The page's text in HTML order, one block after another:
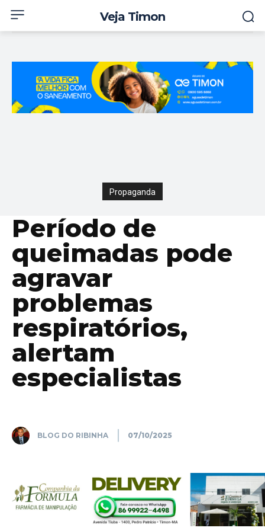
Veja Timon
Propaganda
Período de
queimadas pode
agravar
problemas
respiratórios,
alertam
especialistas
BLOG DO RIBINHA 07/10/2025